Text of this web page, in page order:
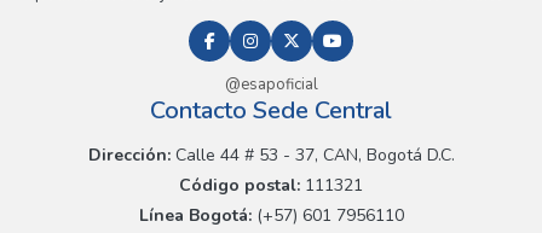
@esapoficial
Contacto Sede Central
Dirección:Calle 44 # 53 - 37, CAN, Bogotá D.C.
Código postal: 111321
Línea Bogotá:(+57) 601 7956110